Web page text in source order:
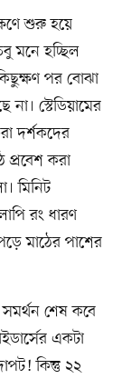
শুরু হয়ে
মনে হচ্ছিল
কিছুক্ষণ পর বোঝা
স্টেডিয়ামের
দর্শকদের
প্রবেশ করা
মিনিট
রং ধারণ
মাঠের পাশের
শেষ কবে
একটা
কিন্তু ২২